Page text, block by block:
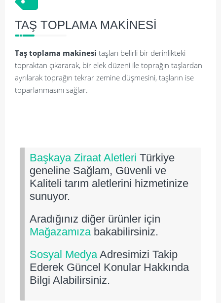
TAŞ TOPLAMA MAKİNESİ
Taş toplama makinesi taşları belirli bir derinlikteki
topraktan çıkararak, bir elek düzeni ile toprağın taşlardan
ayrılarak toprağın tekrar zemine düşmesini, taşların ise
toparlanmasını sağlar.
Başkaya Ziraat Aletleri Türkiye
geneline Sağlam, Güvenli ve
Kaliteli tarım aletlerini hizmetinize
sunuyor.
Aradığınız diğer ürünler için
Mağazamıza bakabilirsiniz.
Sosyal Medya Adresimizi Takip
Ederek Güncel Konular Hakkında
Bilgi Alabilirsiniz.